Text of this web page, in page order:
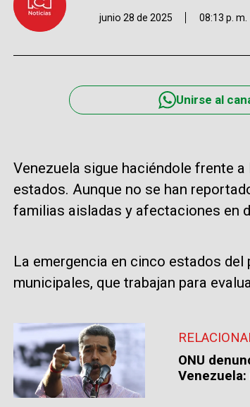
junio 28 de 2025 08:13 p. m.
Unirse al
Venezuela sigue haciéndole frente
estados. Aunque no se han
familias aisladas y afectaciones en
La emergencia en cinco estados
municipales, que trabajan para
ONU